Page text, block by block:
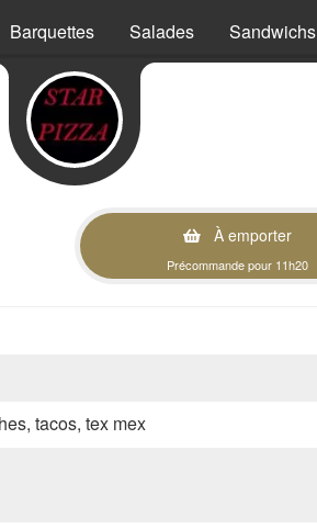
Barquettes Salades Sandwichs
À emporter
Précommande pour 11h20
tacos, tex mex